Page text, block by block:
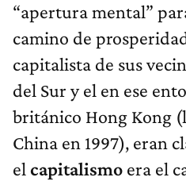
“apertura mental”
camino de
capitalista de sus
del Sur y el en ese
británico Hong Kong
China en 1997), eran
el capitalismo era el